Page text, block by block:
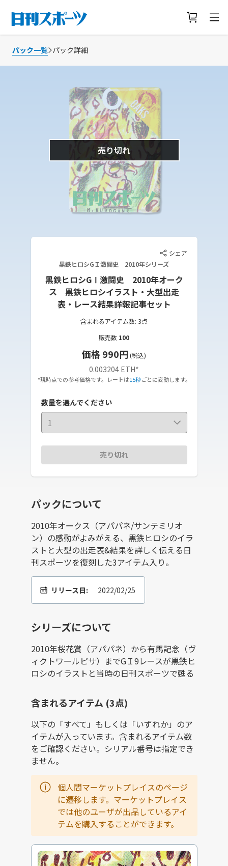
パック一覧 パック詳細
売り切れ
シェア
黒鉄ヒロシGＩ激闘史 2010年シリーズ
黒鉄ヒロシGⅠ激闘史 2010年オーク
ス 黒鉄ヒロシイラスト・大型出走
表・レース結果詳報記事セット
含まれるアイテム数: 3点
販売数 100
価格 990円 (税込)
0.003204 ETH*
*現時点での参考価格です。レートは15秒ごとに変動します。
数量を選んでください
1
売り切れ
パックについて
2010年オークス（アパパネ/サンテミリオ
ン）の感動がよみがえる、黒鉄ヒロシのイラ
ストと大型の出走表&結果を詳しく伝える日
刊スポーツを復刻した3アイテム入り。
リリース日: 2022/02/25
シリーズについて
2010年桜花賞（アパパネ）から有馬記念（ヴ
ィクトワールピサ）までGＩ9レースが黒鉄ヒ
ロシのイラストと当時の日刊スポーツで甦る
含まれるアイテム (3点)
以下の「すべて」もしくは「いずれか」のア
イテムが入っています。含まれるアイテム数
をご確認ください。シリアル番号は指定でき
ません。
個人間マーケットプレイスのページ
に遷移します。マーケットプレイス
では他のユーザが出品しているアイ
テムを購入することができます。